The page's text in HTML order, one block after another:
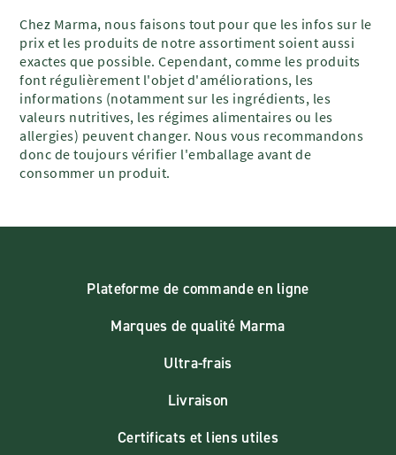
Chez Marma, nous faisons tout pour que les infos sur le
prix et les produits de notre assortiment soient aussi
exactes que possible. Cependant, comme les produits
font régulièrement l'objet d'améliorations, les
informations (notamment sur les ingrédients, les
valeurs nutritives, les régimes alimentaires ou les
allergies) peuvent changer. Nous vous recommandons
donc de toujours vérifier l'emballage avant de
consommer un produit.
Plateforme de commande en ligne
Marques de qualité Marma
Ultra-frais
Livraison
Certificats et liens utiles